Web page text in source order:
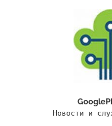
Новости и